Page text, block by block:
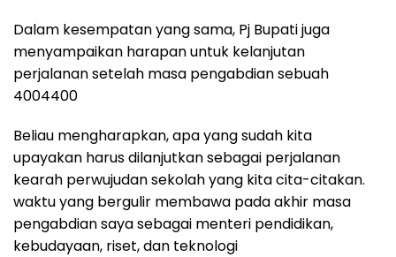
Dalam kesempatan yang sama, Pj Bupati juga
menyampaikan harapan untuk kelanjutan
perjalanan setelah masa pengabdian sebuah
4004400
Beliau mengharapkan, apa yang sudah kita
upayakan harus dilanjutkan sebagai perjalanan
kearah perwujudan sekolah yang kita cita-citakan.
waktu yang bergulir membawa pada akhir masa
pengabdian saya sebagai menteri pendidikan,
kebudayaan, riset, dan teknologi